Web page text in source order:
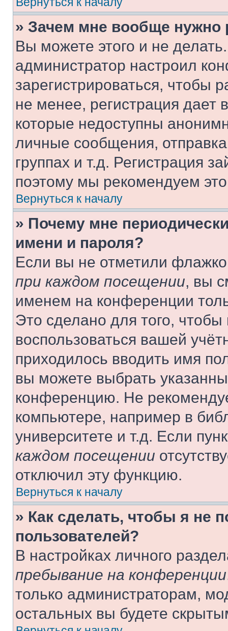
» Зачем мне вообще нужно
Вы можете этого и не
администратор настроил
зарегистрироваться, чтобы
не менее, регистрация
которые недоступны
личные сообщения,
группах и т.д. Регистрация
поэтому мы рекомендуем
Вернуться к началу
» Почему мне
имени и пароля?
Если вы не отметили
при каждом посещении, вы
именем на конференции
Это сделано для того, чтобы
воспользоваться вашей
приходилось вводить имя
вы можете выбрать
конференцию. Не
компьютере, например в
университете и т.д. Если
каждом посещении
отключил эту функцию.
Вернуться к началу
» Как сделать, чтобы я не
пользователей?
В настройках личного
пребывание на конференции
только администраторам,
остальных вы будете